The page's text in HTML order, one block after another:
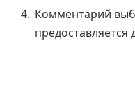
Комментарий
предоставляется